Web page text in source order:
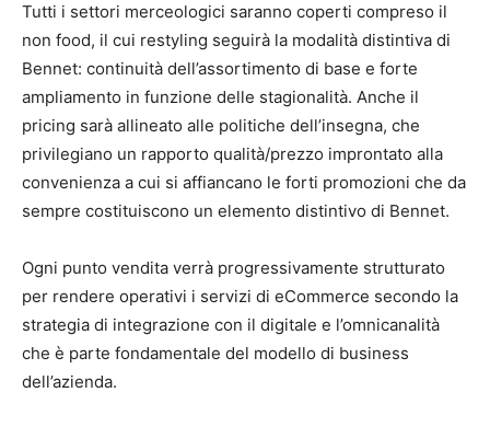
Tutti i settori merceologici saranno coperti compreso il
non food, il cui restyling seguirà la modalità distintiva di
Bennet: continuità dell’assortimento di base e forte
ampliamento in funzione delle stagionalità. Anche il
pricing sarà allineato alle politiche dell’insegna, che
privilegiano un rapporto qualità/prezzo improntato alla
convenienza a cui si affiancano le forti promozioni che da
sempre costituiscono un elemento distintivo di Bennet.
Ogni punto vendita verrà progressivamente strutturato
per rendere operativi i servizi di eCommerce secondo la
strategia di integrazione con il digitale e l’omnicanalità
che è parte fondamentale del modello di business
dell’azienda.